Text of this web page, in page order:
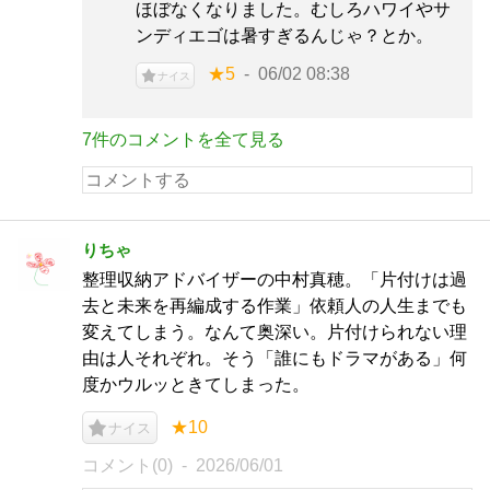
ほぼなくなりました。むしろハワイやサ
ンディエゴは暑すぎるんじゃ？とか。
ナイス ★5 06/02 08:38
7件のコメントを全て見る
りちゃ
整理収納アドバイザーの中村真穂。「片付けは過
去と未来を再編成する作業」依頼人の人生までも
変えてしまう。なんて奥深い。片付けられない理
由は人それぞれ。そう「誰にもドラマがある」何
度かウルッときてしまった。
ナイス ★10
コメント(0) 2026/06/01